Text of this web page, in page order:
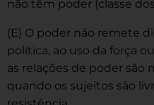
não têm poder (classe
(E) O poder não remete
política, ao uso da força
as relações de poder são
quando os sujeitos são